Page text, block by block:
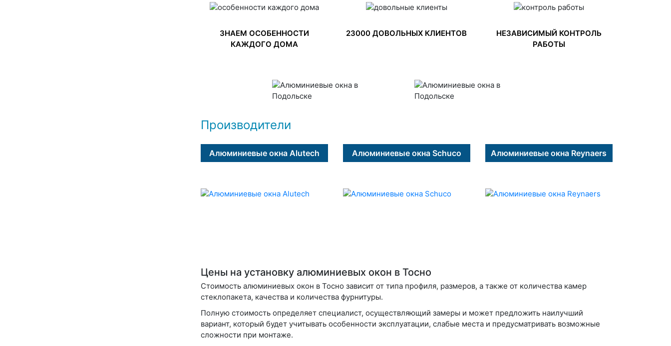
ЗНАЕМ ОСОБЕННОСТИ
КАЖДОГО ДОМА
23000 ДОВОЛЬНЫХ КЛИЕНТОВ
НЕЗАВИСИМЫЙ КОНТРОЛЬ
РАБОТЫ
Производители
Алюминиевые окна Alutech Алюминиевые окна Schuco Алюминиевые окна Reynaers
Цены на установку алюминиевых окон в Тосно
Стоимость алюминиевых окон в Тосно зависит от типа профиля, размеров, а также от количества камер
стеклопакета, качества и количества фурнитуры.
Полную стоимость определяет специалист, осуществляющий замеры и может предложить наилучший
вариант, который будет учитывать особенности эксплуатации, слабые места и предусматривать возможные
сложности при монтаже.